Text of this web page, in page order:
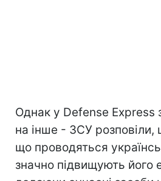
Однак у Defense Express
на інше - ЗСУ розповіли,
що проводяться
значно підвищують його